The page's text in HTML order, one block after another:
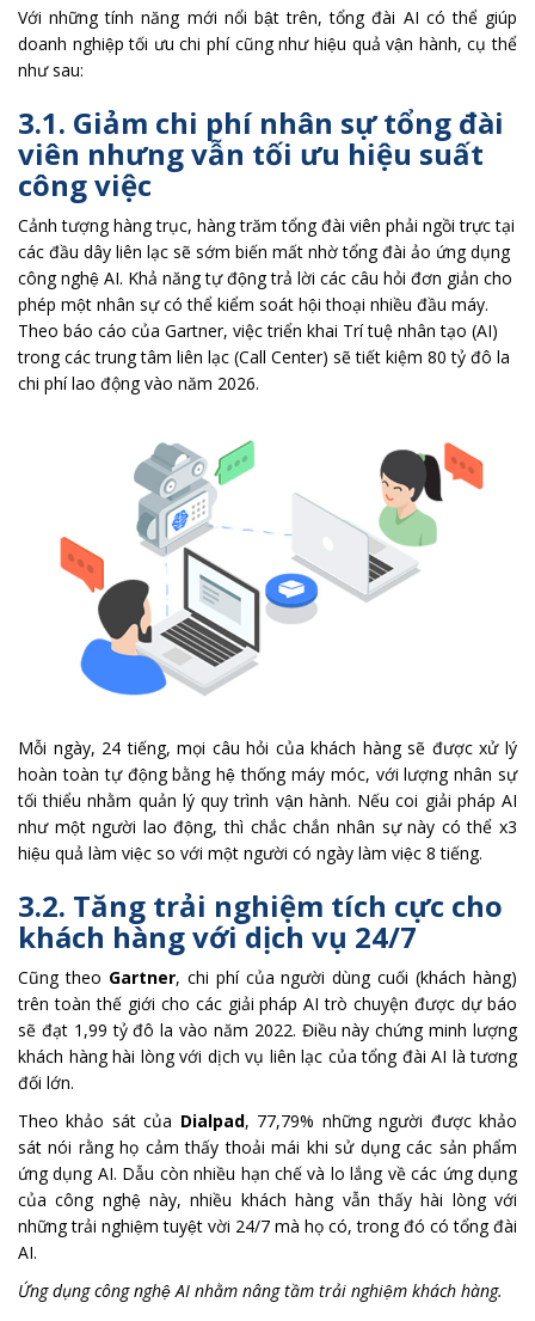
Với những tính năng mới nổi bật trên, tổng đài AI có thể giúp
doanh nghiệp tối ưu chi phí cũng như hiệu quả vận hành, cụ thể
như sau:
3.1. Giảm chi phí nhân sự tổng đài
viên nhưng vẫn tối ưu hiệu suất
công việc
Cảnh tượng hàng trục, hàng trăm tổng đài viên phải ngồi trực tại
các đầu dây liên lạc sẽ sớm biến mất nhờ tổng đài ảo ứng dụng
công nghệ AI. Khả năng tự động trả lời các câu hỏi đơn giản cho
phép một nhân sự có thể kiểm soát hội thoại nhiều đầu máy.
Theo báo cáo của Gartner, việc triển khai Trí tuệ nhân tạo (AI)
trong các trung tâm liên lạc (Call Center) sẽ tiết kiệm 80 tỷ đô la
chi phí lao động vào năm 2026.
Mỗi ngày, 24 tiếng, mọi câu hỏi của khách hàng sẽ được xử lý
hoàn toàn tự động bằng hệ thống máy móc, với lượng nhân sự
tối thiểu nhằm quản lý quy trình vận hành. Nếu coi giải pháp AI
như một người lao động, thì chắc chắn nhân sự này có thể x3
hiệu quả làm việc so với một người có ngày làm việc 8 tiếng.
3.2. Tăng trải nghiệm tích cực cho
khách hàng với dịch vụ 24/7
Cũng theo Gartner, chi phí của người dùng cuối (khách hàng)
trên toàn thế giới cho các giải pháp AI trò chuyện được dự báo
sẽ đạt 1,99 tỷ đô la vào năm 2022. Điều này chứng minh lượng
khách hàng hài lòng với dịch vụ liên lạc của tổng đài AI là tương
đối lớn.
Theo khảo sát của Dialpad, 77,79% những người được khảo
sát nói rằng họ cảm thấy thoải mái khi sử dụng các sản phẩm
ứng dụng AI. Dẫu còn nhiều hạn chế và lo lắng về các ứng dụng
của công nghệ này, nhiều khách hàng vẫn thấy hài lòng với
những trải nghiệm tuyệt vời 24/7 mà họ có, trong đó có tổng đài
AI.
Ứng dụng công nghệ AI nhằm nâng tầm trải nghiệm khách hàng.